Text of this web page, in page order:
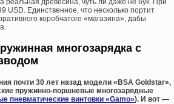
USD. Единственное, что несколько портит
коробчатого «магазина», дабы
многозарядка с
почти 30 лет назад модели «BSA Goldstar»,
пружинно-поршневые многозарядные
пневматические винтовки «Gamo»). И вот —